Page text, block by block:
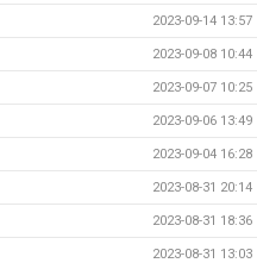
2023-09-14 13:57
2023-09-08 10:44
2023-09-07 10:25
2023-09-06 13:49
2023-09-04 16:28
2023-08-31 20:14
2023-08-31 18:36
2023-08-31 13:03